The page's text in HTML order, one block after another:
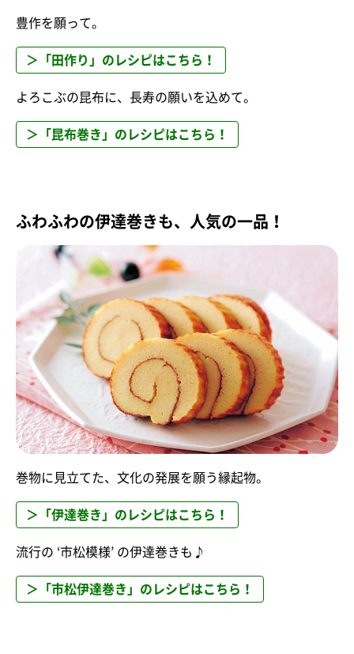
豊作を願って。
＞「田作り」のレシピはこちら！
よろこぶの昆布に、長寿の願いを込めて。
＞「昆布巻き」のレシピはこちら！
ふわふわの伊達巻きも、人気の一品！
巻物に見立てた、文化の発展を願う縁起物。
＞「伊達巻き」のレシピはこちら！
流行の ‘市松模様’ の伊達巻きも♪
＞「市松伊達巻き」のレシピはこちら！